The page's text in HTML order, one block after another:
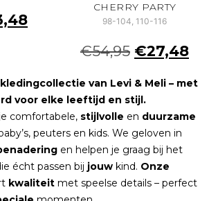
CHERRY PARTY
98-104, 110-116
€54,95 €27,48
van Levi & Meli – met
voor elke leeftijd en stijl.
comfortabele, stijlvolle en duurzame
peuters en kids. We geloven in
en helpen je graag bij het
écht passen bij jouw kind. Onze
kwaliteit met speelse details – perfect